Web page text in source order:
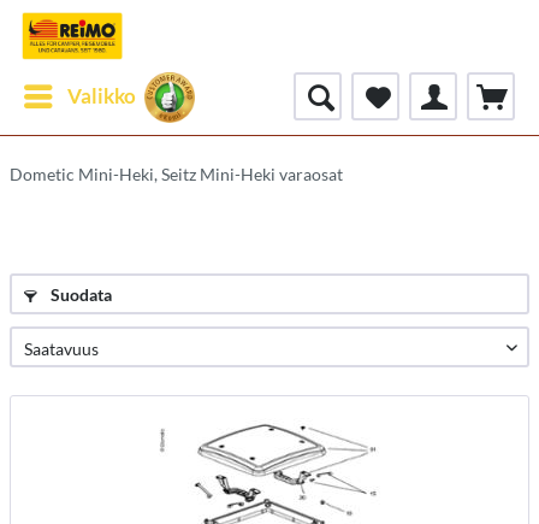
Valikko
Dometic Mini-Heki, Seitz Mini-Heki varaosat
Suodata